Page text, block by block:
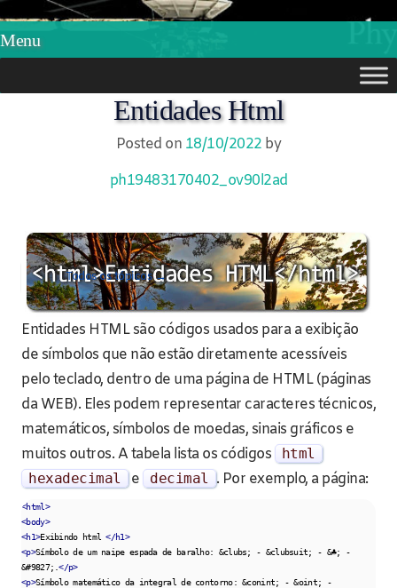
Phylos.net
Menu
Entidades Html
Posted on 18/10/2022 by
ph19483170402_ov90l2ad
Todos os tópicos →
Entidades HTML são códigos usados para a exibição
de símbolos que não estão diretamente acessíveis
pelo teclado, dentro de uma página de HTML (páginas
da WEB). Eles podem representar caracteres técnicos,
matemáticos, símbolos de moedas, sinais gráficos e
muitos outros. A tabela lista os códigos
html
hexadecimal
e decimal . Por exemplo, a página:
<html>
<body>
<h1>Exibindo html </h1>
<p>Símbolo de um naipe espada de baralho: &clubs; - &clubsuit; - &♣; -
&#9827;.</p>
<p>Símbolo matemático da integral de contorno: &conint; - &oint; -